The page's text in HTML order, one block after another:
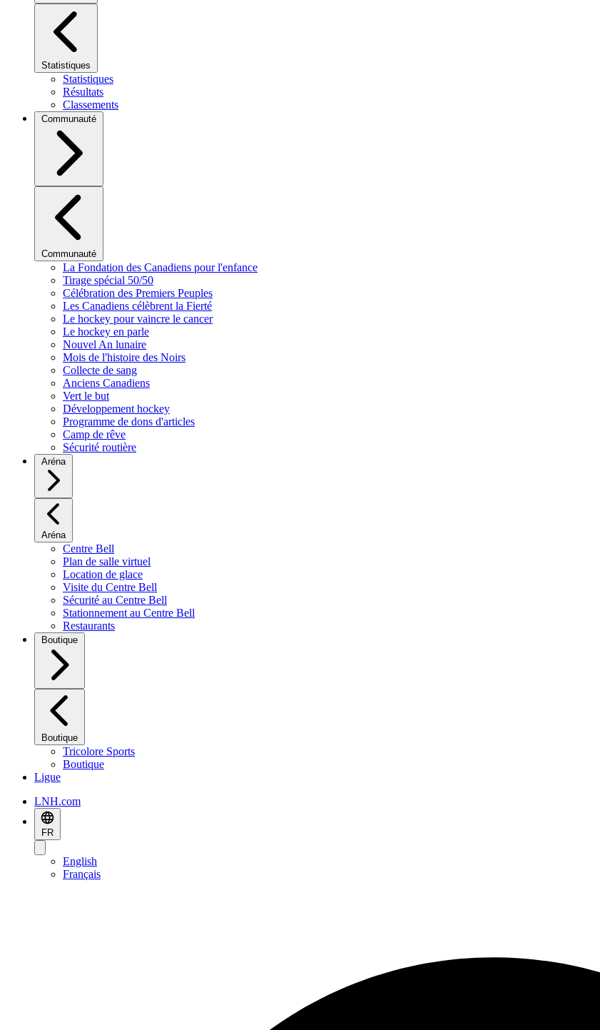
Statistiques
Statistiques
Résultats
Classements
Communauté
Communauté
La Fondation des Canadiens pour l'enfance
Tirage spécial 50/50
Célébration des Premiers Peuples
Les Canadiens célèbrent la Fierté
Le hockey pour vaincre le cancer
Le hockey en parle
Nouvel An lunaire
Mois de l'histoire des Noirs
Collecte de sang
Anciens Canadiens
Vert le but
Développement hockey
Programme de dons d'articles
Camp de rêve
Sécurité routière
Aréna
Aréna
Centre Bell
Plan de salle virtuel
Location de glace
Visite du Centre Bell
Sécurité au Centre Bell
Stationnement au Centre Bell
Restaurants
Boutique
Boutique
Tricolore Sports
Boutique
Ligue
LNH.com
FR
English
Français